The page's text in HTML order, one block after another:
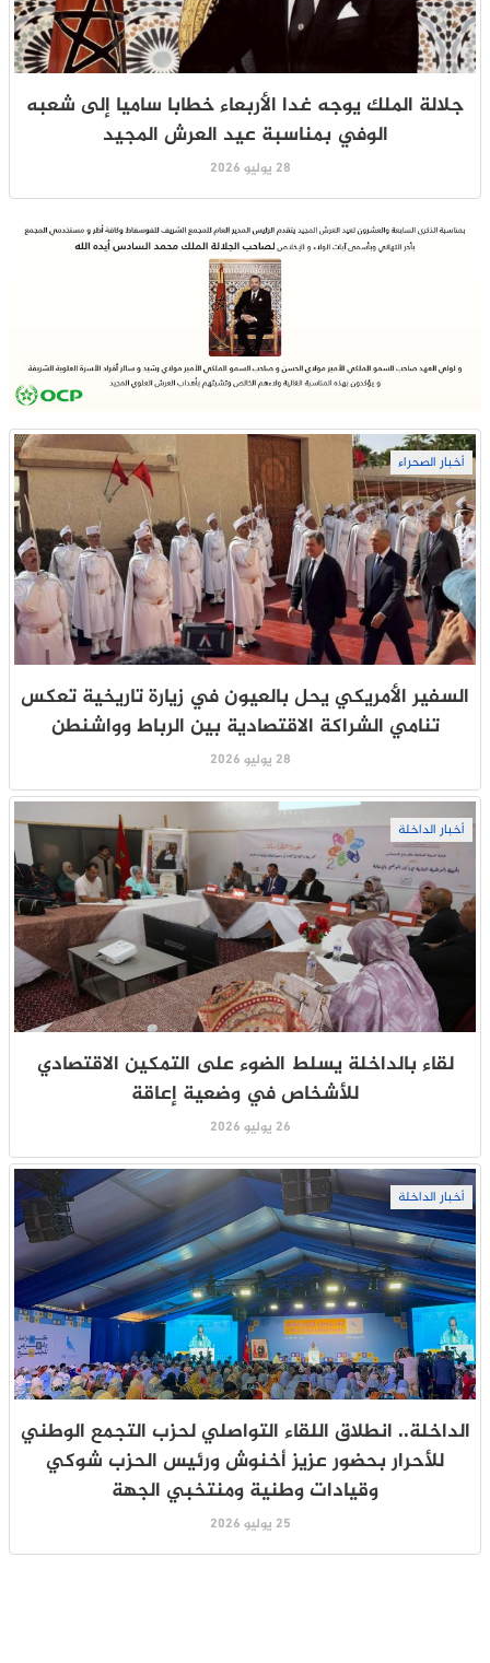
جلالة الملك يوجه غدا الأربعاء خطابا ساميا إلى شعبه
الوفي بمناسبة عيد العرش المجيد
28 يوليو 2026
أخبار الصحراء
السفير الأمريكي يحل بالعيون في زيارة تاريخية تعكس
تنامي الشراكة الاقتصادية بين الرباط وواشنطن
28 يوليو 2026
أخبار الداخلة
لقاء بالداخلة يسلط الضوء على التمكين الاقتصادي
للأشخاص في وضعية إعاقة
26 يوليو 2026
أخبار الداخلة
الداخلة.. انطلاق اللقاء التواصلي لحزب التجمع الوطني
للأحرار بحضور عزيز أخنوش ورئيس الحزب شوكي
وقيادات وطنية ومنتخبي الجهة
25 يوليو 2026